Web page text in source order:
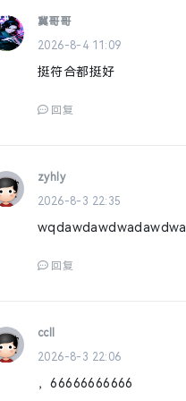
冀哥哥
2026-8-4 11:09
挺符合都挺好
回复
zyhly
2026-8-3 22:35
回复
ccll
2026-8-3 22:06
，66666666666